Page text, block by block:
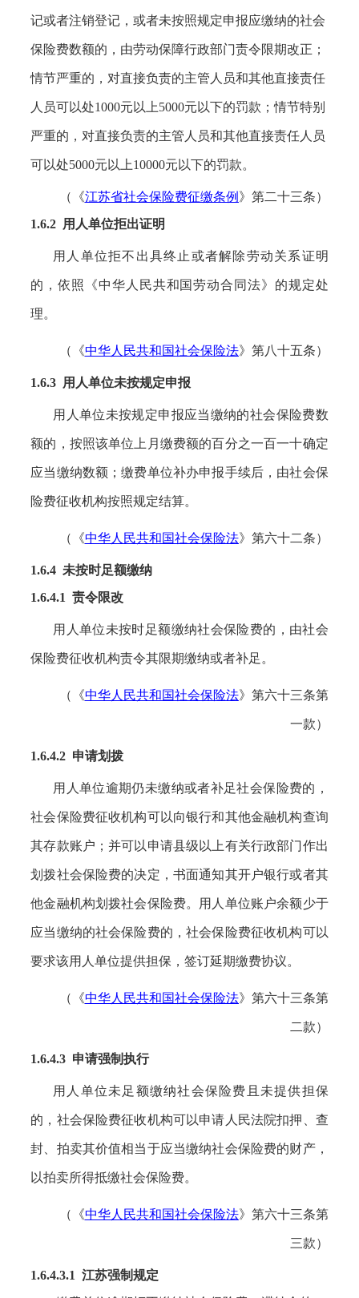
记或者注销登记，或者未按照规定申报应缴纳的社会
保险费数额的，由劳动保障行政部门责令限期改正；
情节严重的，对直接负责的主管人员和其他直接责任
人员可以处1000元以上5000元以下的罚款；情节特别
严重的，对直接负责的主管人员和其他直接责任人员
可以处5000元以上10000元以下的罚款。
（《江苏省社会保险费征缴条例 》 第二十三条）
1.6.2 用人单位拒出证明
用人单位拒不出具终止或者解除劳动关系证明
的，依照《中华人民共和国劳动合同法》的规定处
理。
（《中华人民共和国社会保险法》第八十五条）
1.6.3 用人单位未按规定申报
用人单位未按规定申报应当缴纳的社会保险费数
额的，按照该单位上月缴费额的百分之一百一十确定
应当缴纳数额；缴费单位补办申报手续后，由社会保
险费征收机构按照规定结算。
（《中华人民共和国社会保险法》第六十二条）
1.6.4未按时足额缴纳
1.6.4.1 责令限改
用人单位未按时足额缴纳社会保险费的，由社会
保险费征收机构责令其限期缴纳或者补足。
（《中华人民共和国社会保险法》第六十三条第
一款）
1.6.4.2 申请划拨
用人单位逾期仍未缴纳或者补足社会保险费的，
社会保险费征收机构可以向银行和其他金融机构查询
其存款账户；并可以申请县级以上有关行政部门作出
划拨社会保险费的决定，书面通知其开户银行或者其
他金融机构划拨社会保险费。用人单位账户余额少于
应当缴纳的社会保险费的，社会保险费征收机构可以
要求该用人单位提供担保，签订延期缴费协议。
（《中华人民共和国社会保险法》第六十三条第
二款）
1.6.4.3 申请强制执行
用人单位未足额缴纳社会保险费且未提供担保
的，社会保险费征收机构可以申请人民法院扣押、查
封、拍卖其价值相当于应当缴纳社会保险费的财产，
以拍卖所得抵缴社会保险费。
（《中华人民共和国社会保险法》第六十三条第
三款）
1.6.4.3.1 江苏强制规定